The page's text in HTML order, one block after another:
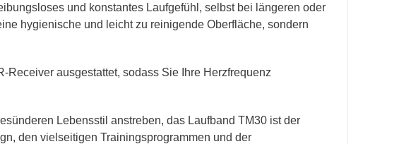
und konstantes Laufgefühl, selbst bei längeren oder
hygienische und leicht zu reinigende Oberfläche, sondern
ausgestattet, sodass Sie Ihre Herzfrequenz
Lebensstil anstreben, das Laufband TM30 ist der
den vielseitigen Trainingsprogrammen und der